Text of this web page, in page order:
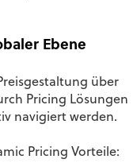
Ebene
über
Pricing Lösungen
navigiert werden.
Pricing Vorteile: